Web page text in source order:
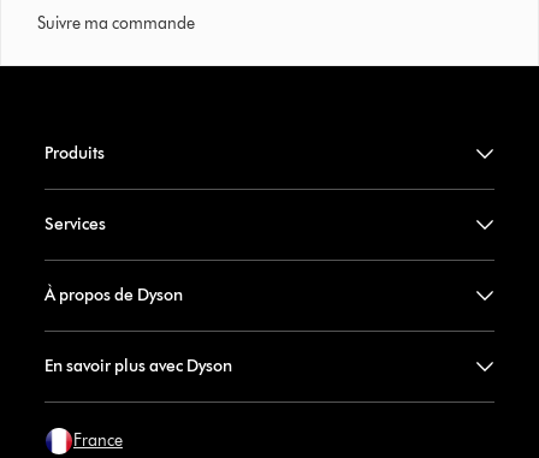
Suivre ma commande
Produits
Services
À propos de Dyson
En savoir plus avec Dyson
France